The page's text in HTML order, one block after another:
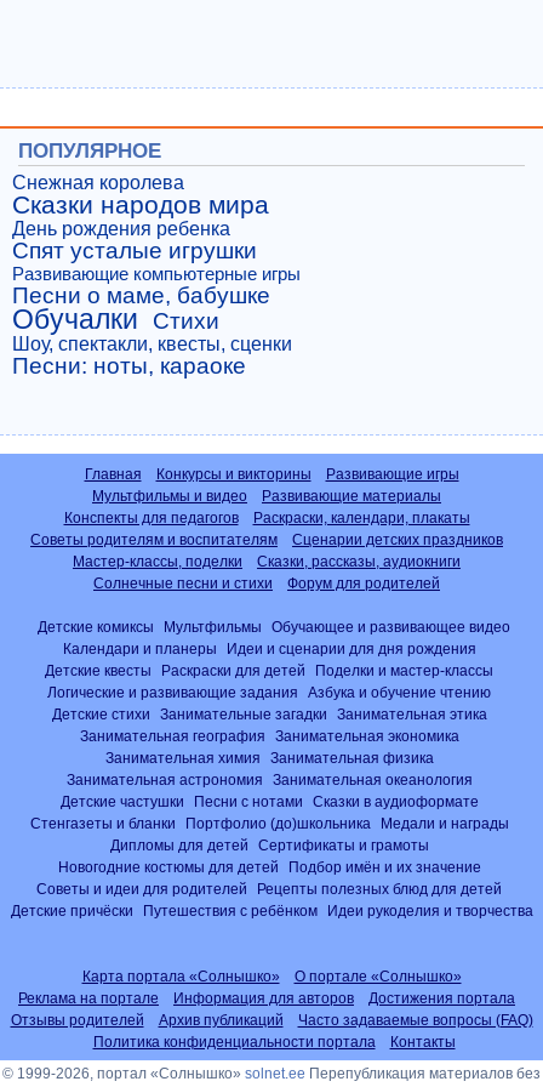
ПОПУЛЯРНОЕ
Снежная королева
Сказки народов мира
День рождения ребенка
Спят усталые игрушки
Развивающие компьютерные игры
Песни о маме, бабушке
Обучалки Стихи
Шоу, спектакли, квесты, сценки
Песни: ноты, караоке
Главная Конкурсы и викторины
Развивающие игры
Мультфильмы и видео
Развивающие материалы
Конспекты для педагогов
Раскраски, календари, плакаты
Советы родителям и воспитателям
Сценарии детских праздников
Мастер-классы, поделки
Сказки, рассказы, аудиокниги
Солнечные песни и стихи
Форум для родителей
Детские комиксы Мультфильмы
Обучающее и развивающее видео
Календари и планеры
Идеи и сценарии для дня рождения
Детские квесты
Раскраски для детей
Поделки и мастер-классы
Логические и развивающие задания
Азбука и обучение чтению
Детские стихи
Занимательные загадки
Занимательная этика
Занимательная география
Занимательная экономика
Занимательная химия
Занимательная физика
Занимательная астрономия
Занимательная океанология
Детские частушки
Песни с нотами
Сказки в аудиоформате
Стенгазеты и бланки
Портфолио (до)школьника
Медали и награды
Дипломы для детей
Сертификаты и грамоты
Новогодние костюмы для детей
Подбор имён и их значение
Советы и идеи для родителей
Рецепты полезных блюд для детей
Детские причёски
Путешествия с ребёнком Идеи рукоделия и творчества
Карта портала «Солнышко»
О портале «Солнышко»
Реклама на портале
Информация для авторов
Достижения портала
Отзывы родителей
Архив публикаций
Часто задаваемые вопросы (FAQ)
Политика конфиденциальности портала
Контакты
© 1999-2026, портал «Солнышко» solnet.ee Перепубликация материалов без